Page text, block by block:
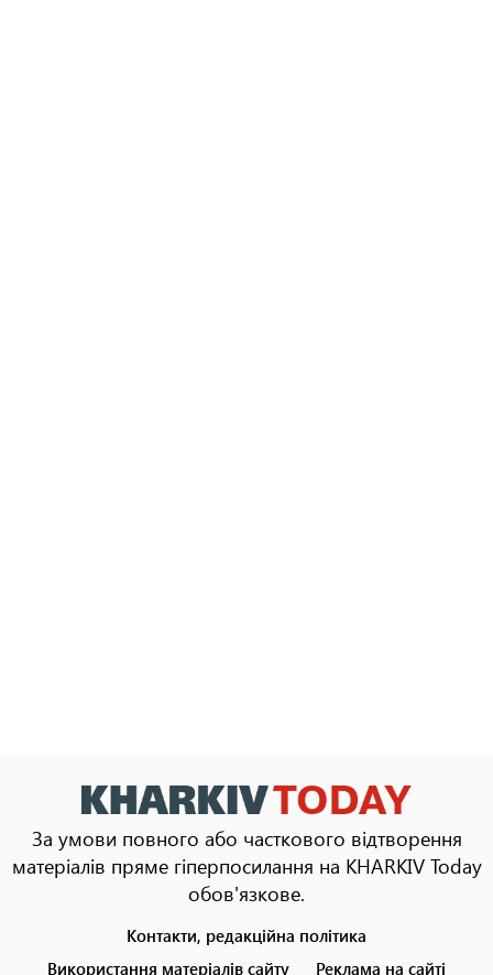
За умови повного або часткового відтворення
матеріалів пряме гіперпосилання на KHARKIV Today
обов'язкове.
menu
Контакти, редакційна політика
Використання матеріалів сайту
Реклама на сайті